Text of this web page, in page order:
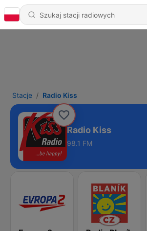
Stacje Radio Kiss
Radio Kiss
98.1 FM